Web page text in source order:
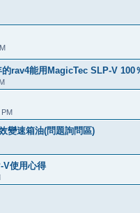
rav4能用MagicTec SLP-V 100
變速箱油(問題詢問區)
V使用心得